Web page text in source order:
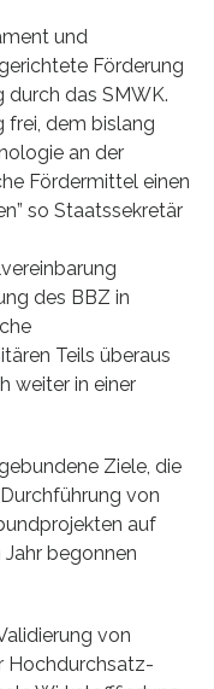
und
Förderung
durch das SMWK.
frei, dem bislang
an der
Fördermittel einen
so Staatssekretär
des BBZ in
Teils überaus
weiter in einer
Ziele, die
von
auf
begonnen
von
Hochdurchsatz-